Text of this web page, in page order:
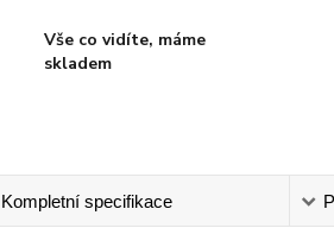
Vše co vidíte, máme
skladem
Kompletní specifikace